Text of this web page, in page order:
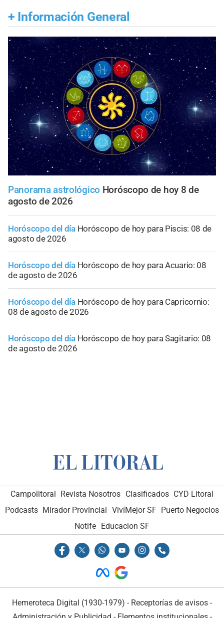
+ Información General
Panorama astrológico Horóscopo de hoy 8 de
agosto de 2026
Horóscopo del día Horóscopo de hoy para Piscis: 08 de
agosto de 2026
Horóscopo del día Horóscopo de hoy para Acuario: 08
de agosto de 2026
Horóscopo del día Horóscopo de hoy para Capricornio:
08 de agosto de 2026
Horóscopo del día Horóscopo de hoy para Sagitario: 08
de agosto de 2026
Campolitoral Revista Nosotros Clasificados CYD Litoral
Podcasts Mirador Provincial VivíMejor SF Puerto Negocios
Notife Educacion SF
Hemeroteca Digital (1930-1979) - Receptorías de avisos -